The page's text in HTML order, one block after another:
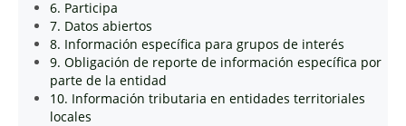
6. Participa
7. Datos abiertos
8. Información específica para grupos de interés
9. Obligación de reporte de información específica por
parte de la entidad
10. Información tributaria en entidades territoriales
locales